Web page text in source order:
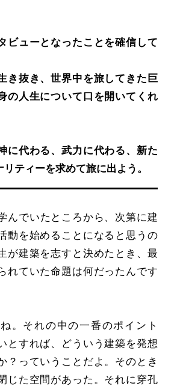
ビューとなったことを確信して
き抜き、世界中を旅してきた巨
の人生について口を開いてくれ
に代わる、武力に代わる、新た
ティーを求めて旅に出よう。
んでいたところから、次第に建
動を始めることになると思うの
が建築を志すと決めたとき、最
れていた命題は何だったんです
。それの中の一番のポイント
とすれば、どういう建築を発想
？っていうことだよ。そのとき
じた空間があった。それに穿孔